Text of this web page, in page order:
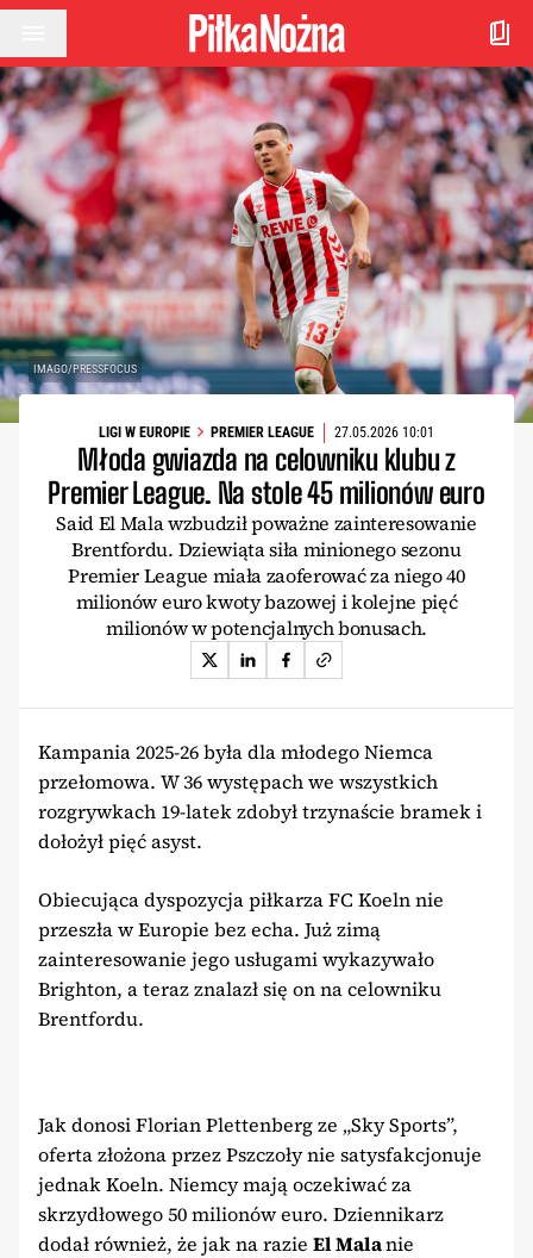
Przejdź do treści
IMAGO/PRESSFOCUS
LIGI W EUROPIE PREMIER LEAGUE 27.05.2026 10:01
Młoda gwiazda na celowniku klubu z
Premier League. Na stole 45 milionów euro
Said El Mala wzbudził poważne zainteresowanie
Brentfordu. Dziewiąta siła minionego sezonu
Premier League miała zaoferować za niego 40
milionów euro kwoty bazowej i kolejne pięć
milionów w potencjalnych bonusach.
Kampania 2025-26 była dla młodego Niemca
przełomowa. W 36 występach we wszystkich
rozgrywkach 19-latek zdobył trzynaście bramek i
dołożył pięć asyst.
Obiecująca dyspozycja piłkarza FC Koeln nie
przeszła w Europie bez echa. Już zimą
zainteresowanie jego usługami wykazywało
Brighton, a teraz znalazł się on na celowniku
Brentfordu.
Jak donosi Florian Plettenberg ze „Sky Sports”,
oferta złożona przez Pszczoły nie satysfakcjonuje
jednak Koeln. Niemcy mają oczekiwać za
skrzydłowego 50 milionów euro. Dziennikarz
dodał również, że jak na razie El Malanie